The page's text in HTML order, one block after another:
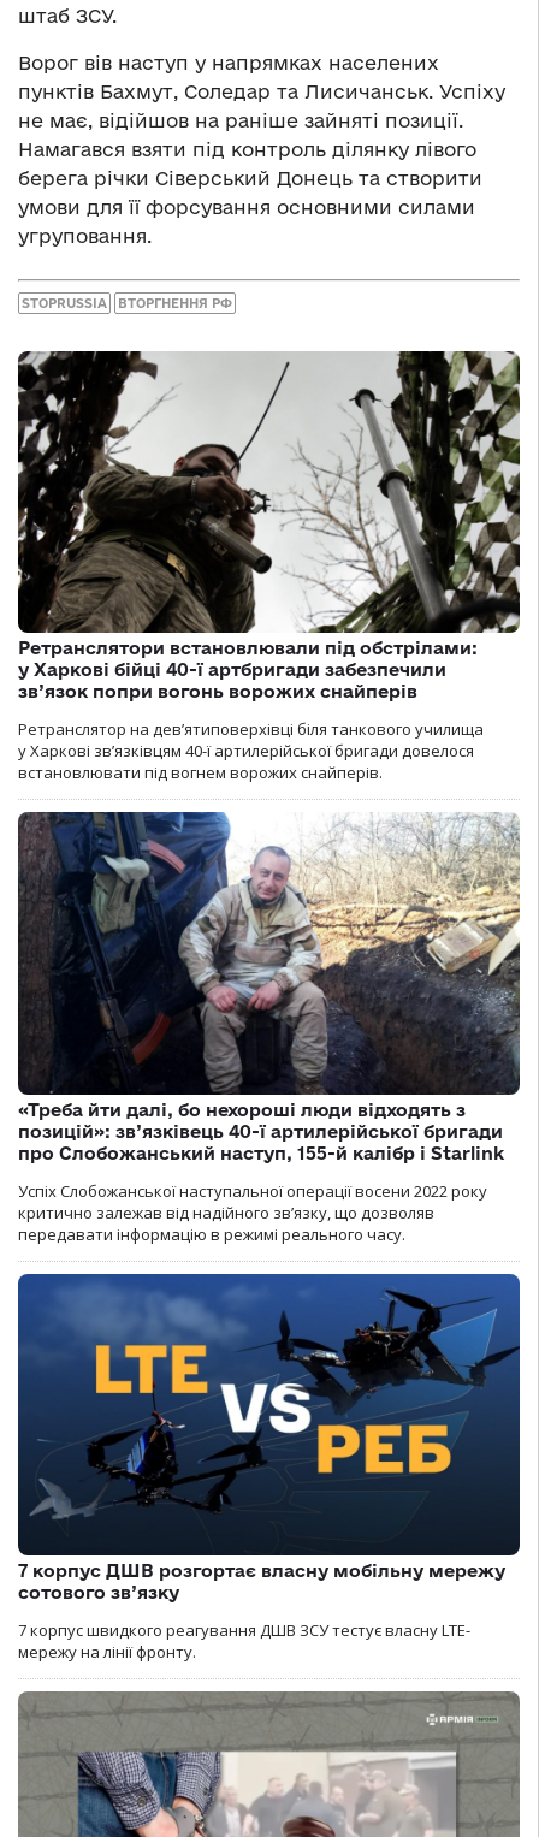
штаб ЗСУ.
Ворог вів наступ у напрямках населених
пунктів Бахмут, Соледар та Лисичанськ. Успіху
не має, відійшов на раніше зайняті позиції.
Намагався взяти під контроль ділянку лівого
берега річки Сіверський Донець та створити
умови для її форсування основними силами
угруповання.
STOPRUSSIA ВТОРГНЕННЯ РФ
Ретранслятори встановлювали під обстрілами:
у Харкові бійці 40-ї артбригади забезпечили
зв’язок попри вогонь ворожих снайперів
Ретранслятор на дев’ятиповерхівці біля танкового училища
у Харкові зв’язківцям 40-ї артилерійської бригади довелося
встановлювати під вогнем ворожих снайперів.
«Треба йти далі, бо нехороші люди відходять з
позицій»: зв’язківець 40-ї артилерійської бригади
про Слобожанський наступ, 155-й калібр і Starlink
Успіх Слобожанської наступальної операції восени 2022 року
критично залежав від надійного зв’язку, що дозволяв
передавати інформацію в режимі реального часу.
7 корпус ДШВ розгортає власну мобільну мережу
сотового зв’язку
7 корпус швидкого реагування ДШВ ЗСУ тестує власну LTE-
мережу на лінії фронту.